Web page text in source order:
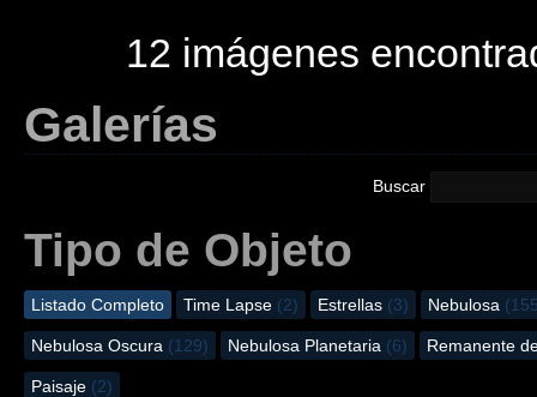
12 imágenes
Galerías
Buscar
Tipo de Objeto
Listado Completo Time Lapse (2) Estrellas (3) Nebulosa
Nebulosa Oscura (129) Nebulosa Planetaria (6) Remanente
Paisaje (2)